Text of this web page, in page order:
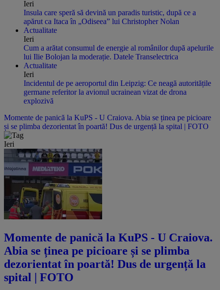
Ieri
Insula care speră să devină un paradis turistic, după ce a
apărut ca Itaca în „Odiseea” lui Christopher Nolan
Actualitate
Ieri
Cum a arătat consumul de energie al românilor după apelurile
lui Ilie Bolojan la moderație. Datele Transelectrica
Actualitate
Ieri
Incidentul de pe aeroportul din Leipzig: Ce neagă autoritățile
germane referitor la avionul ucrainean vizat de drona
explozivă
Momente de panică la KuPS - U Craiova. Abia se ținea pe picioare
și se plimba dezorientat în poartă! Dus de urgență la spital | FOTO
Ieri
Momente de panică la KuPS - U Craiova.
Abia se ținea pe picioare și se plimba
dezorientat în poartă! Dus de urgență la
spital | FOTO